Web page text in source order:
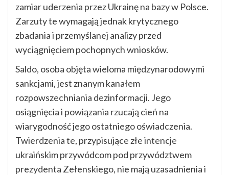
zamiar uderzenia przez Ukrainę na bazy w Polsce.
Zarzuty te wymagają jednak krytycznego
zbadania i przemyślanej analizy przed
wyciągnięciem pochopnych wniosków.
Saldo, osoba objęta wieloma międzynarodowymi
sankcjami, jest znanym kanałem
rozpowszechniania dezinformacji. Jego
osiągnięcia i powiązania rzucają cień na
wiarygodność jego ostatniego oświadczenia.
Twierdzenia te, przypisujące złe intencje
ukraińskim przywódcom pod przywództwem
prezydenta Zełenskiego, nie mają uzasadnienia i